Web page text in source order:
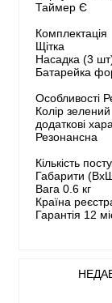
Таймер Є
Комплектація
Щітка
Насадка (3
Батарейка
Особливості
Колір зелений
додаткові
Резонансна
Кількість
Габарити
Вага 0.6 кг
Країна
Гарантія 12